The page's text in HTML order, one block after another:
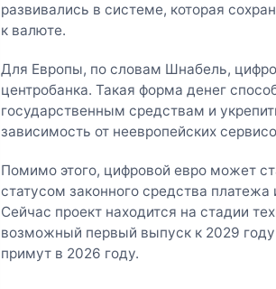
развивались в системе, которая
к валюте.
Для Европы, по словам Шнабель,
центробанка. Такая форма денег
государственным средствам и
зависимость от неевропейских
Помимо этого, цифровой евро может
статусом законного средства
Сейчас проект находится на стадии
возможный первый выпуск к 2029 году
примут в 2026 году.